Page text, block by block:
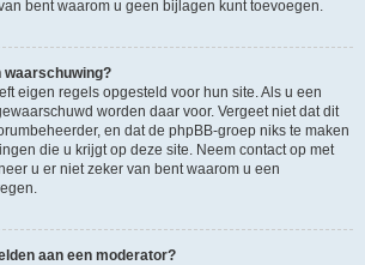
bent waarom u geen bijlagen kunt toevoegen.
waarschuwing?
eigen regels opgesteld voor hun site. Als u een
worden daar voor. Vergeet niet dat dit
en dat de phpBB-groep niks te maken
die u krijgt op deze site. Neem contact op met
u er niet zeker van bent waarom u een
aan een moderator?